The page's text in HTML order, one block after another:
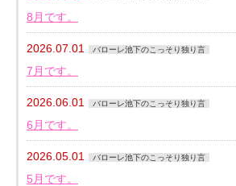
8月です。
2026.07.01 バローレ池下のこっそり独り言
7月です。
2026.06.01 バローレ池下のこっそり独り言
6月です。
2026.05.01 バローレ池下のこっそり独り言
5月です。